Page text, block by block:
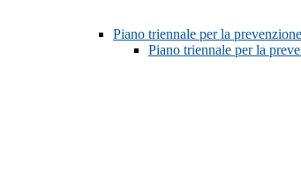
Piano triennale per la
Piano triennale per la